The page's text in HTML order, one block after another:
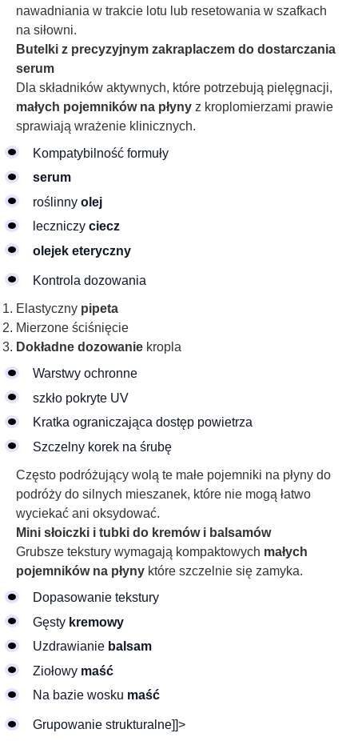
nawadniania w trakcie lotu lub resetowania w szafkach
na siłowni.
Butelki z precyzyjnym zakraplaczem do dostarczania
serum
Dla składników aktywnych, które potrzebują pielęgnacji,
małych pojemników na płyny z kroplomierzami prawie
sprawiają wrażenie klinicznych.
Kompatybilność formuły
serum
roślinny olej
leczniczy ciecz
olejek eteryczny
Kontrola dozowania
Elastyczny pipeta
Mierzone ściśnięcie
Dokładne dozowanie kropla
Warstwy ochronne
szkło pokryte UV
Kratka ograniczająca dostęp powietrza
Szczelny korek na śrubę
Często podróżujący wolą te małe pojemniki na płyny do
podróży do silnych mieszanek, które nie mogą łatwo
wyciekać ani oksydować.
Mini słoiczki i tubki do kremów i balsamów
Grubsze tekstury wymagają kompaktowych małych
pojemników na płyny które szczelnie się zamyka.
Dopasowanie tekstury
Gęsty kremowy
Uzdrawianie balsam
Ziołowy maść
Na bazie wosku maść
Grupowanie strukturalne]]>